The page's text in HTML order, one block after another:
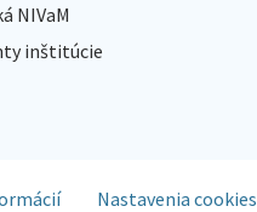
NIVaM
inštitúcie
Nastavenia cookies